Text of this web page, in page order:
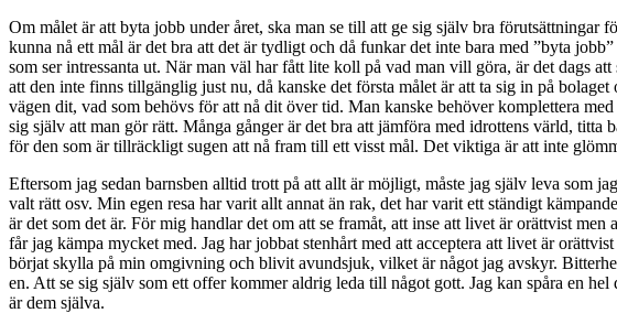
Om målet är att byta jobb under året, ska man se till att ge sig själv bra förutsättningar
kunna nå ett mål är det bra att det är tydligt och då funkar det inte bara med ”byta
som ser intressanta ut. När man väl har fått lite koll på vad man vill göra, är det dags
att den inte finns tillgänglig just nu, då kanske det första målet är att ta sig in på
vägen dit, vad som behövs för att nå dit över tid. Man kanske behöver komplettera
sig själv att man gör rätt. Många gånger är det bra att jämföra med idrottens värld,
för den som är tillräckligt sugen att nå fram till ett visst mål. Det viktiga är att inte
Eftersom jag sedan barnsben alltid trott på att allt är möjligt, måste jag själv leva som
valt rätt osv. Min egen resa har varit allt annat än rak, det har varit ett ständigt
är det som det är. För mig handlar det om att se framåt, att inse att livet är orättvist
får jag kämpa mycket med. Jag har jobbat stenhårt med att acceptera att livet är
börjat skylla på min omgivning och blivit avundsjuk, vilket är något jag avskyr.
en. Att se sig själv som ett offer kommer aldrig leda till något gott. Jag kan spåra en
är dem själva.